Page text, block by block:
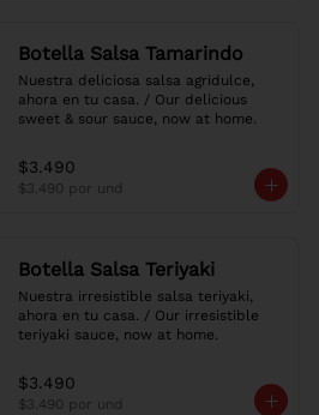
Botella Salsa Tamarindo
Nuestra deliciosa salsa agridulce,
ahora en tu casa. / Our delicious
sweet & sour sauce, now at home.
$3.490
$3.490 por und
Botella Salsa Teriyaki
Nuestra irresistible salsa teriyaki,
ahora en tu casa. / Our irresistible
teriyaki sauce, now at home.
$3.490
$3.490 por und